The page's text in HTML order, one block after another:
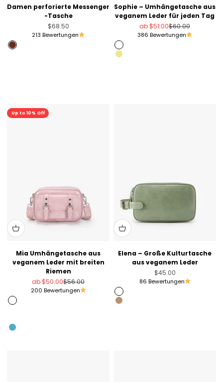
Damen perforierte Messenger
-Tasche
Angebot
$68.50
213 Bewertungen
Brandy Brown
Sophie – Umhängetasche aus
veganem Leder für jeden Tag
Angebot
ab $51.00Regulärer Preis
$60.00
386 Bewertungen
Grün
Khaki
Up to 10% Off
Sale
Mia Umhängetasche aus
veganem Leder mit breiten
Riemen
Angebot
ab $50.00Regulärer Preis
$56.00
200 Bewertungen
Rosa
Schwarz
Blau
Elena – Große Kulturtasche
aus veganem Leder
Angebot
$45.00
86 Bewertungen
Sage Green
Golden Tan